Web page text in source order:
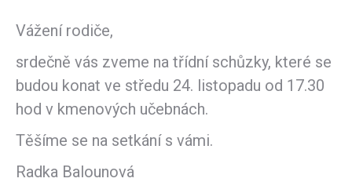
Vážení rodiče,
srdečně vás zveme na třídní schůzky, které se
budou konat ve středu 24. listopadu od 17.30
hod v kmenových učebnách.
Těšíme se na setkání s vámi.
Radka Balounová